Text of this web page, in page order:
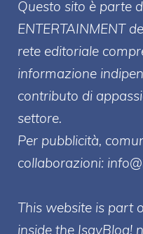
Questo sito è parte
ENTERTAINMENT
rete editoriale
informazione
contributo di
settore.
Per pubblicità,
collaborazioni:
This website is part
inside the IsayBlog!